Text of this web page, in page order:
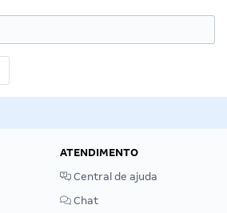
ATENDIMENTO
Central de ajuda
Chat